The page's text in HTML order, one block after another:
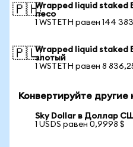
🇵🇭Wrapped liquid staked
песо
1 WSTETH равен 144
🇵🇱Wrapped liquid staked
злотый
1 WSTETH равен 8
Конвертируйте другие
Sky Dollar в Доллар
1 USDS равен 0,9998 $